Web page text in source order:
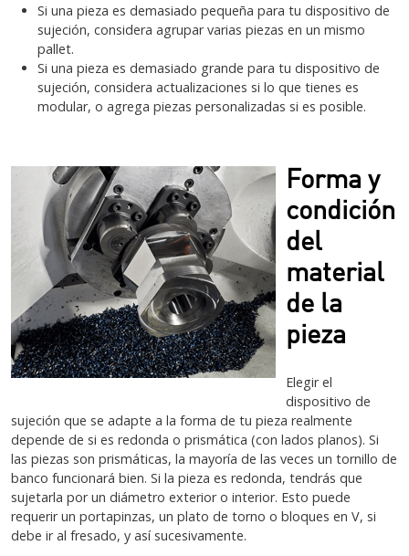
Si una pieza es demasiado pequeña para tu dispositivo de
sujeción, considera agrupar varias piezas en un mismo
pallet.
Si una pieza es demasiado grande para tu dispositivo de
sujeción, considera actualizaciones si lo que tienes es
modular, o agrega piezas personalizadas si es posible.
Forma y
condición
del
material
de la
pieza
Elegir el
dispositivo de
sujeción que se adapte a la forma de tu pieza realmente
depende de si es redonda o prismática (con lados planos). Si
las piezas son prismáticas, la mayoría de las veces un tornillo de
banco funcionará bien. Si la pieza es redonda, tendrás que
sujetarla por un diámetro exterior o interior. Esto puede
requerir un portapinzas, un plato de torno o bloques en V, si
debe ir al fresado, y así sucesivamente.